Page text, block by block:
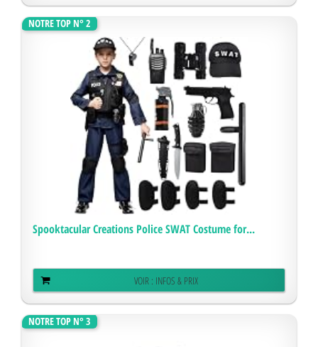
NOTRE TOP N° 2
Spooktacular Creations Police SWAT Costume for...
VOIR : INFOS & PRIX
NOTRE TOP N° 3